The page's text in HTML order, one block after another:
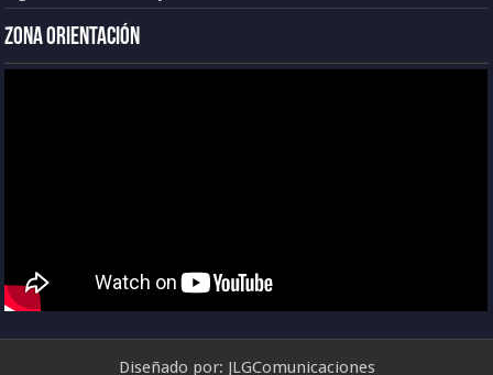
Zona Orientación
Diseñado por: JLGComunicaciones